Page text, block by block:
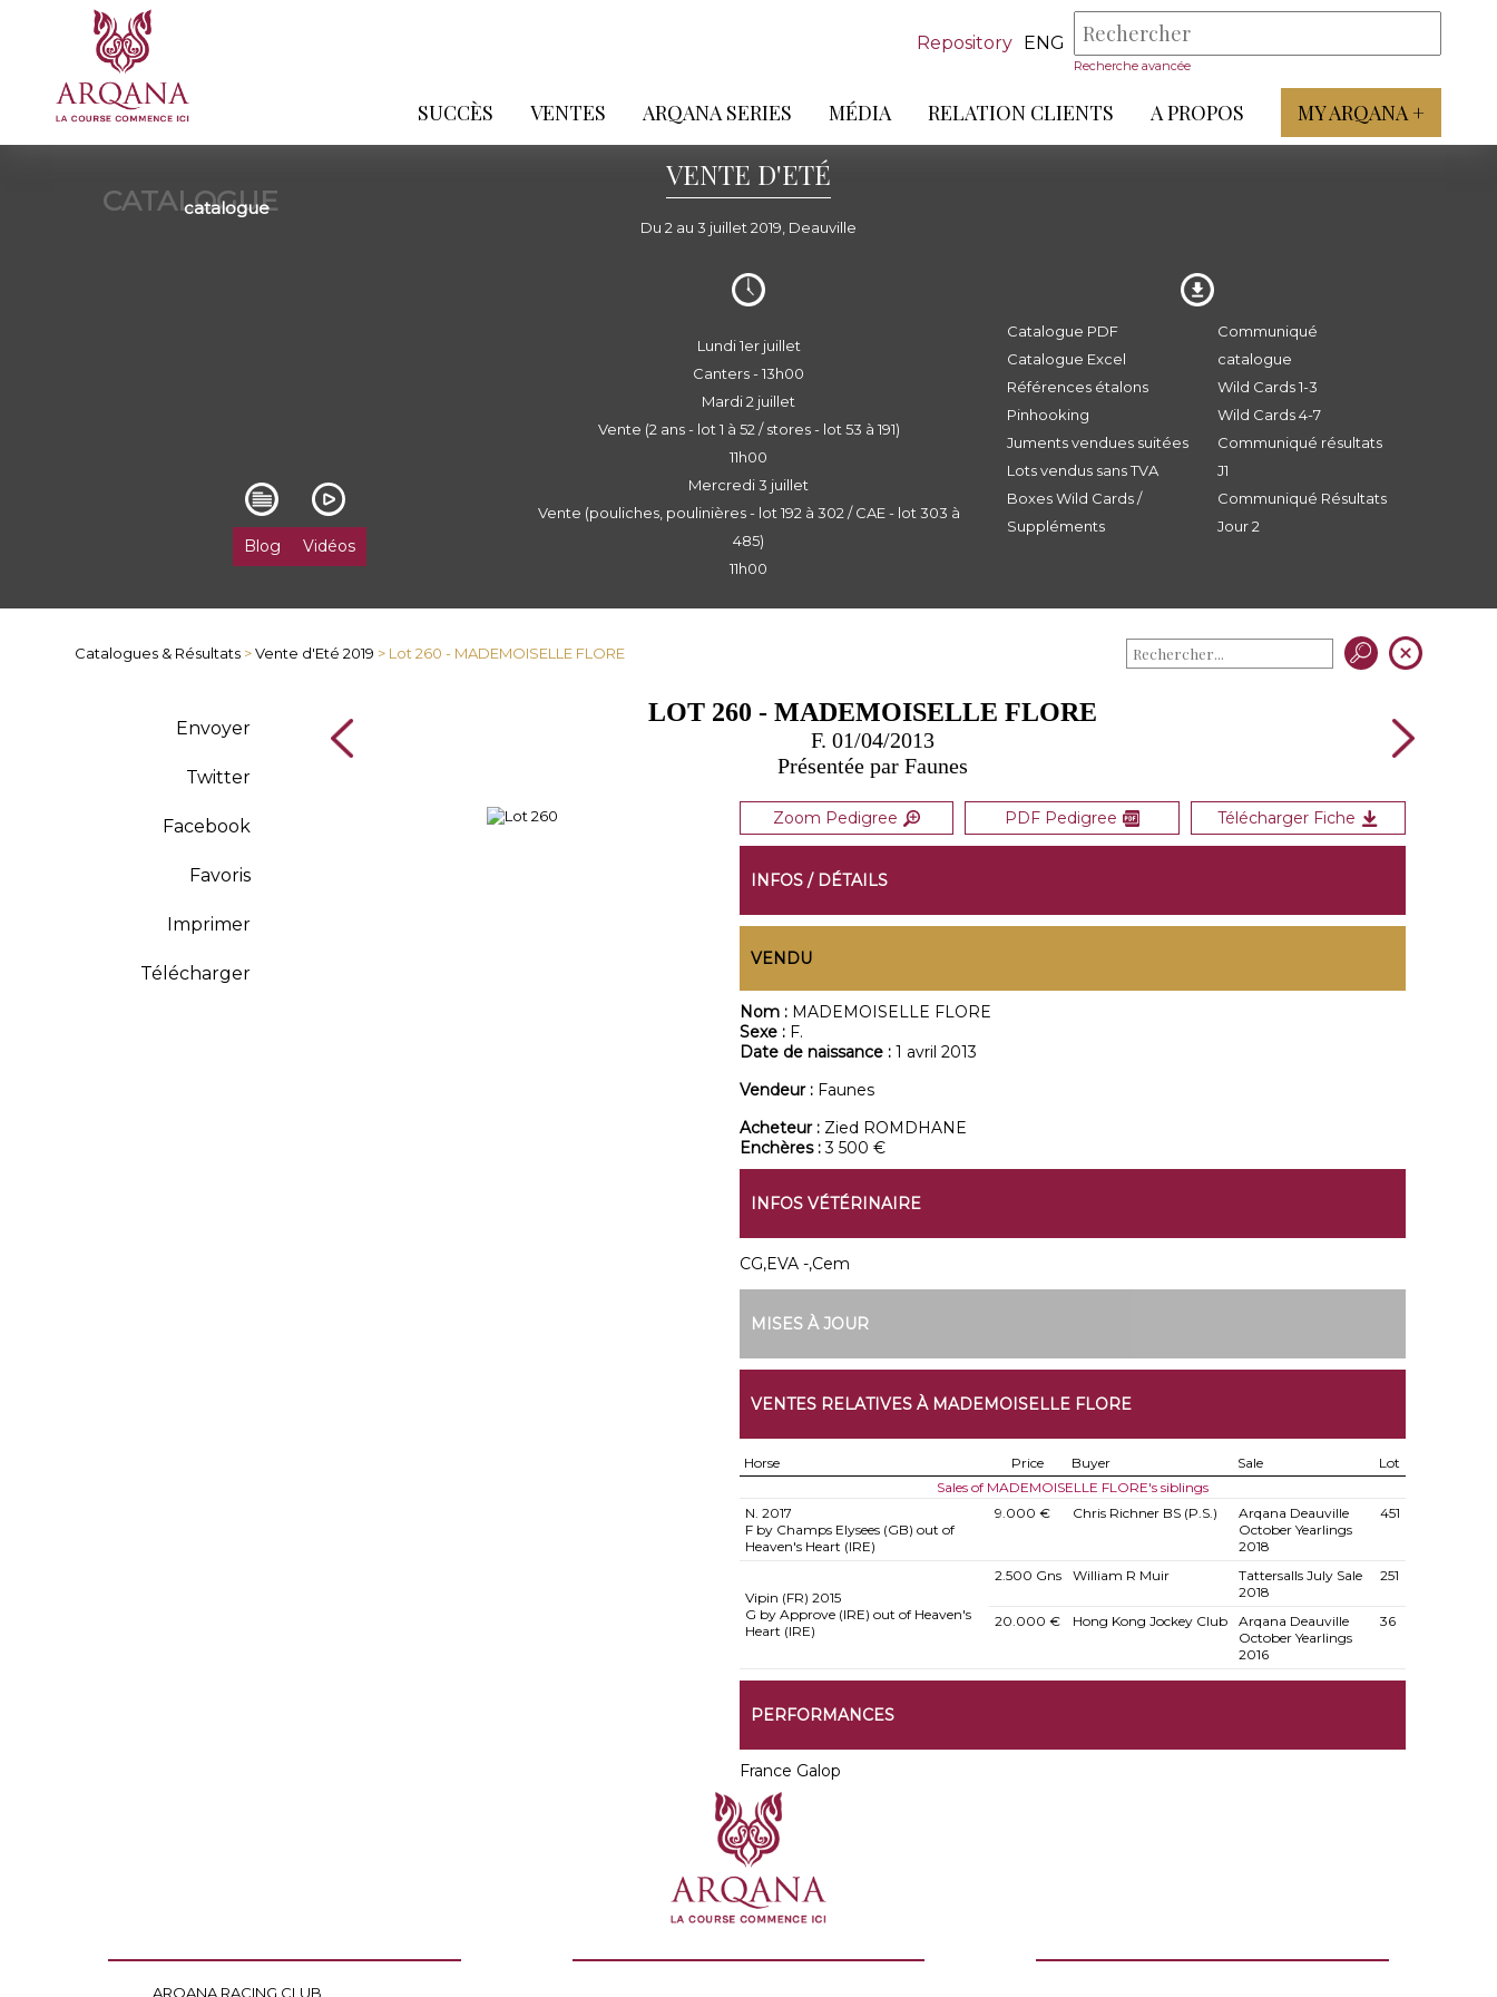
Repository ENG
Recherche avancée
SUCCÈS VENTES ARQANA SERIES MÉDIA RELATION CLIENTS A PROPOS MY ARQANA +
CATALOGUE
catalogue
VENTE D'ETÉ
Du 2 au 3 juillet 2019, Deauville
Blog Vidéos
Lundi 1er juillet
Canters - 13h00
Mardi 2 juillet
Vente (2 ans - lot 1 à 52 / stores - lot 53 à 191)
11h00
Mercredi 3 juillet
Vente (pouliches, poulinières - lot 192 à 302 / CAE - lot 303 à
485)
11h00
Catalogue PDF
Catalogue Excel
Références étalons
Pinhooking
Juments vendues suitées
Lots vendus sans TVA
Boxes Wild Cards /
Suppléments
Communiqué
catalogue
Wild Cards 1-3
Wild Cards 4-7
Communiqué résultats
J1
Communiqué Résultats
Jour 2
Catalogues & Résultats >Vente d'Eté 2019 > Lot 260 - MADEMOISELLE FLORE
Envoyer
Twitter
Facebook
Favoris
Imprimer
Télécharger
LOT 260 - MADEMOISELLE FLORE
F. 01/04/2013
Présentée par Faunes
Zoom Pedigree PDF Pedigree Télécharger Fiche
INFOS / DÉTAILS
VENDU
Nom : MADEMOISELLE FLORE
Sexe : F.
Date de naissance : 1 avril 2013
Vendeur : Faunes
Acheteur : Zied ROMDHANE
Enchères :3 500 €
INFOS VÉTÉRINAIRE
CG,EVA -,Cem
MISES À JOUR
VENTES RELATIVES À MADEMOISELLE FLORE
Horse Price Buyer Sale
Lot
Sales of MADEMOISELLE FLORE's siblings
N. 2017
F by Champs Elysees (GB) out of
Heaven's Heart (IRE)
9.000 € Chris Richner BS (P.S.)
Arqana Deauville
October Yearlings
2018
451
Vipin (FR) 2015
G by Approve (IRE) out of Heaven's
Heart (IRE)
2.500 Gns William R Muir
Tattersalls July Sale
2018
251
20.000 € Hong Kong Jockey Club
Arqana Deauville
October Yearlings
2016
36
PERFORMANCES
France Galop
ARQANA RACING CLUB